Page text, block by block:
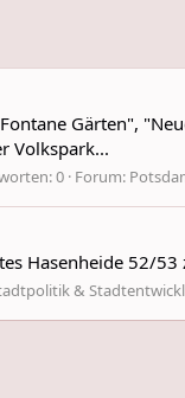
Gärten",
Volkspark...
0 Forum:
Hasenheide 52/
&